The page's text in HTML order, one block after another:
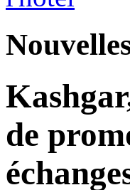
de